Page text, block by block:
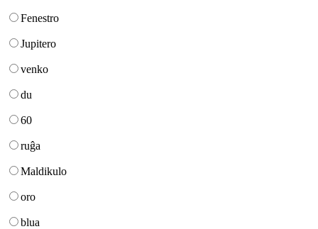
Fenestro
Jupitero
venko
du
60
ruĝa
Maldikulo
oro
blua